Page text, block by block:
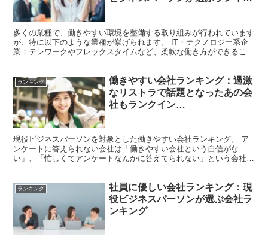
多くの業種で、働きやすい環境を整備する取り組みが行われています
が、特に以下のような業種が挙げられます。 IT・テクノロジー系企
業：テレワークやフレックスタイムなど、柔軟な働き方ができること
ランキング
働きやすい会社ランキング：過激
なリストラで話題となったあの会
社もランクイン…
現役ビジネスパーソンを対象とした働きやすい会社ランキング。 ア
ンケートに答えられない会社は「働きやすい会社という自信がな
い」、「忙しくてアンケートなんかに答えてられない」という会社が
ランキング
社員に優しい会社ランキング：現
役ビジネスパーソンが選ぶ会社ラ
ンキング